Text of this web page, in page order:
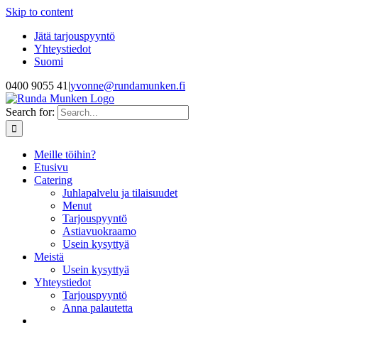
Skip to content
Jätä tarjouspyyntö
Yhteystiedot
Suomi
0400 9055 41 |yvonne@rundamunken.fi
Search for:
Meille töihin?
Etusivu
Catering
Juhlapalvelu ja tilaisuudet
Menut
Tarjouspyyntö
Astiavuokraamo
Usein kysyttyä
Meistä
Usein kysyttyä
Yhteystiedot
Tarjouspyyntö
Anna palautetta